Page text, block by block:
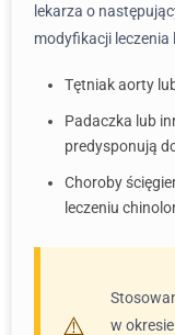
lekarza o
modyfikacji
Tętniak aorty
Padaczka lub
predysponują
Choroby
leczeniu
w